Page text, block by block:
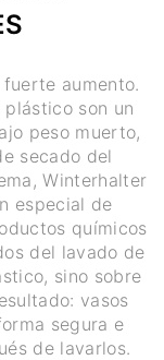
aumento.
son un
peso muerto,
secado del
Winterhalter
especial de
químicos
del lavado de
sino sobre
vasos
segura e
de lavarlos.